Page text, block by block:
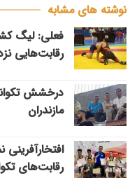
نوشته های مشابه
فعلی: لیگ
رقابت‌هایی
درخشش
مازندران
افتخارآفرینی
رقابت‌های